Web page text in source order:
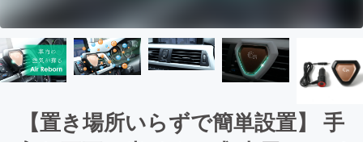
【置き場所いらずで簡単設置】 手